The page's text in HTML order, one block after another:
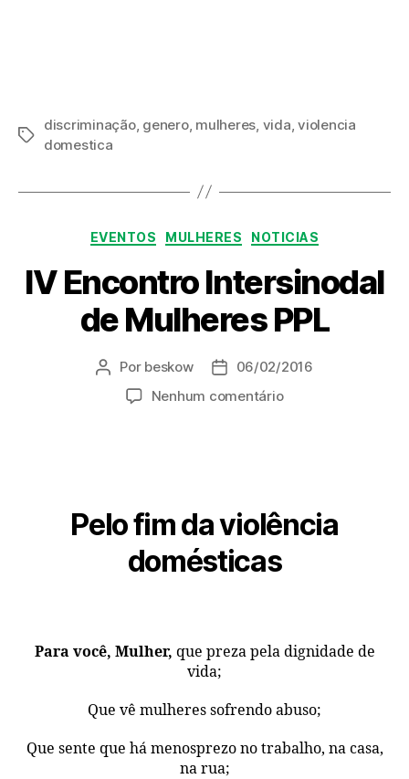
Tags
discriminação, genero, mulheres vida ,violencia
domestica
Categorias
EVENTOS MULHERES NOTICIAS
IV Encontro Intersinodal
de Mulheres PPL
Autor
post
Por beskow
Data06/02/2016
Nenhum comentárioem
PPL
Pelo fim da violência
domésticas
Para você, Mulher, que preza pela dignidade de
vida;
Que vê mulheres sofrendo abuso;
Que sente que há menosprezo no trabalho, na casa,
na rua;